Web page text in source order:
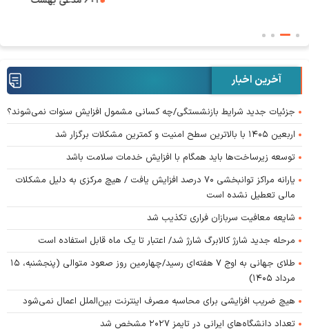
آخرین اخبار
جزئیات جدید شرایط بازنشستگی/چه کسانی مشمول افزایش سنوات نمی‌شوند؟
اربعین ۱۴۰۵ با بالاترین سطح امنیت و کمترین مشکلات برگزار شد
توسعه زیرساخت‌ها باید همگام با افزایش خدمات سلامت باشد
یارانه مراکز توانبخشی ۷۰ درصد افزایش یافت / هیچ مرکزی به دلیل مشکلات
مالی تعطیل نشده است
شایعه معافیت سربازان فراری تکذیب شد
مرحله جدید شارژ کالابرگ شارژ شد/ اعتبار تا یک ماه قابل استفاده است
طلای جهانی به اوج ۷ هفته‌ای رسید/چهارمین روز صعود متوالی (پنجشنبه، ۱۵
مرداد ۱۴۰۵)
هیچ ضریب افزایشی برای محاسبه مصرف اینترنت بین‌الملل اعمال نمی‌شود
تعداد دانشگاه‌های ایرانی در تایمز ۲۰۲۷ مشخص شد